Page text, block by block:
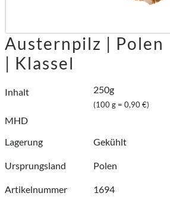
Austernpilz | Polen
| KlasseⅠ
Inhalt 250g
(100 g = 0,90 €)
MHD
Lagerung
Gekühlt
Ursprungsland Polen
Artikelnummer 1694